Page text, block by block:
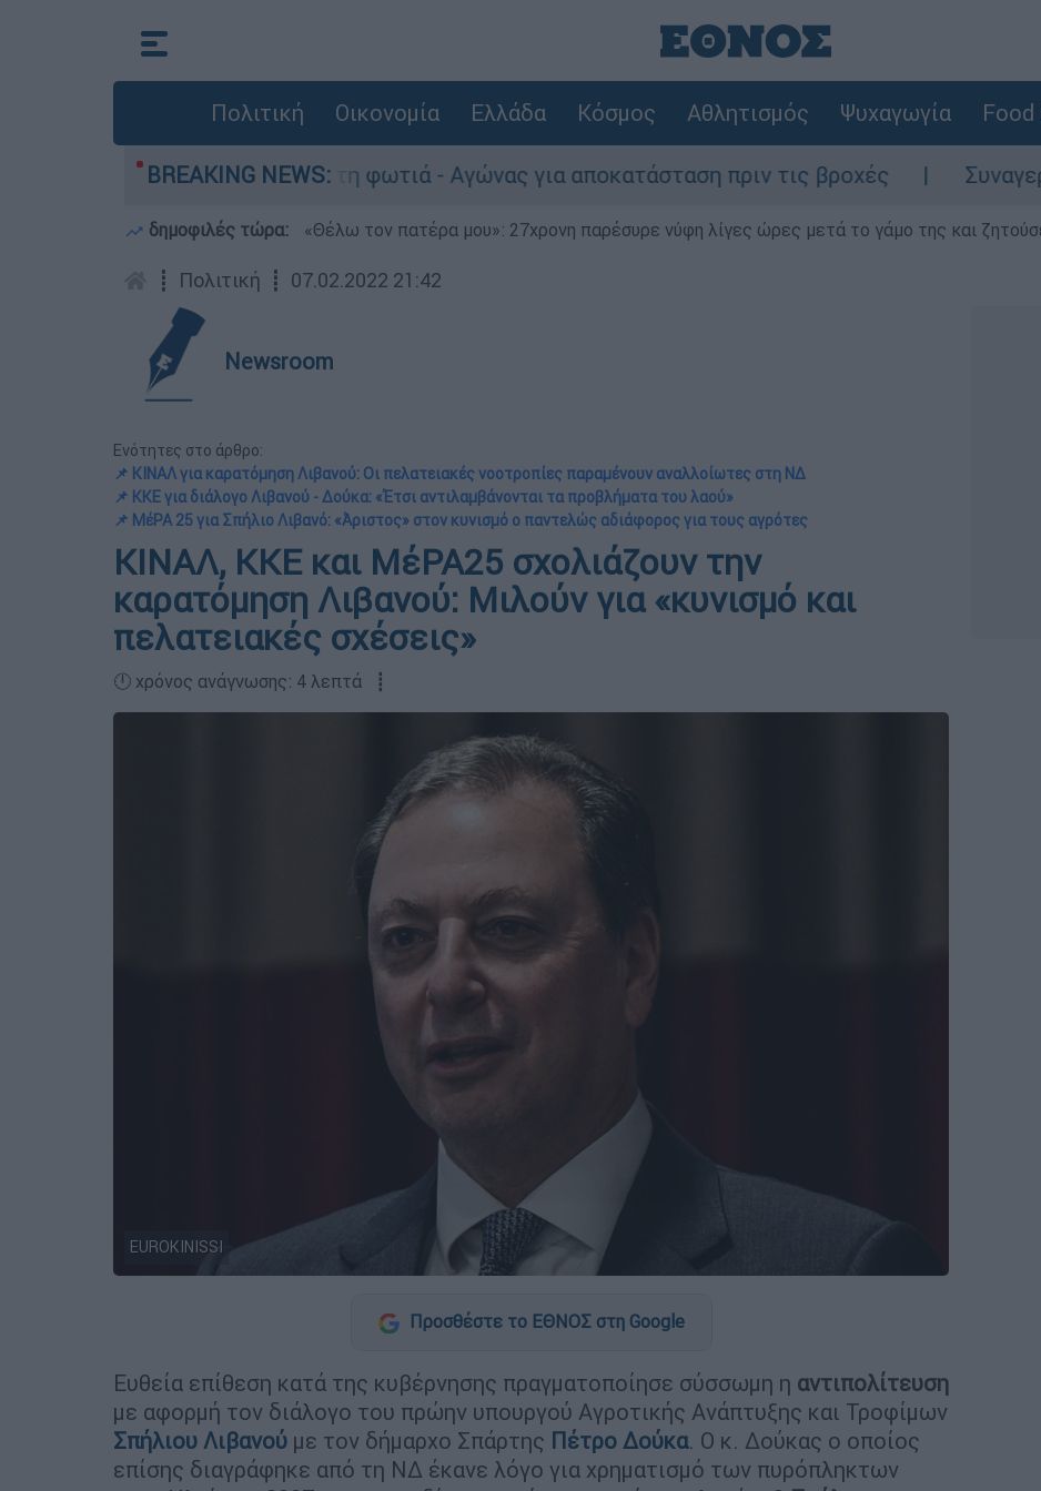
Πολιτική Οικονομία Ελλάδα Κόσμος Αθλητισμός Ψυχαγωγία Food
BREAKING NEWS:
Γερμανό μετά τη φωτιά - Αγώνας για αποκατάσταση πριν τις βροχές Συναγερμός στον
δημοφιλές τώρα: «Θέλω τον πατέρα μου»: 27χρονη παρέσυρε νύφη λίγες ώρες μετά το γάμο της και
┋ Πολιτική ┋ 07.02.2022 21:42
Newsroom
Ενότητες στο άρθρο:
📌 ΚΙΝΑΛ για καρατόμηση Λιβανού: Οι πελατειακές νοοτροπίες παραμένουν αναλλοίωτες στη ΝΔ
📌 ΚΚΕ για διάλογο Λιβανού - Δούκα: «Έτσι αντιλαμβάνονται τα προβλήματα του λαού»
📌 ΜέΡΑ 25 για Σπήλιο Λιβανό: «Άριστος» στον κυνισμό ο παντελώς αδιάφορος για τους αγρότες
ΚΙΝΑΛ, ΚΚΕ και ΜέΡΑ25 σχολιάζουν την
καρατόμηση Λιβανού: Μιλούν για «κυνισμό και
πελατειακές σχέσεις»
🕛 χρόνος ανάγνωσης: 4 λεπτά ┋
EUROKINISSI
Προσθέστε το ΕΘΝΟΣ στη Google
Ευθεία επίθεση κατά της κυβέρνησης πραγματοποίησε σύσσωμη η αντιπολίτευση
με αφορμή τον διάλογο του πρώην υπουργού Αγροτικής Ανάπτυξης και Τροφίμων
Σπήλιου Λιβανού με τον δήμαρχο Σπάρτης Πέτρο Δούκα. Ο κ. Δούκας ο οποίος
επίσης διαγράφηκε από τη ΝΔ έκανε λόγο για χρηματισμό των πυρόπληκτων